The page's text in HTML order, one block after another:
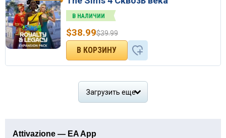
В НАЛИЧИИ
$39.99
$38.99
Загрузить еще
Attivazione — EA App